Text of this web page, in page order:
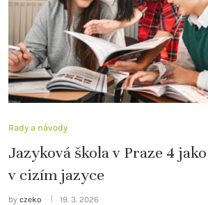
Rady a návody
Jazyková škola v Praze 4
v cizím jazyce
by czeko 19. 3. 2026